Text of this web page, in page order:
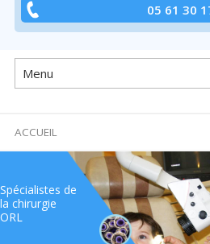
05 61 30
Passer
au
ACCUEIL
Spécialistes de
la chirurgie
ORL